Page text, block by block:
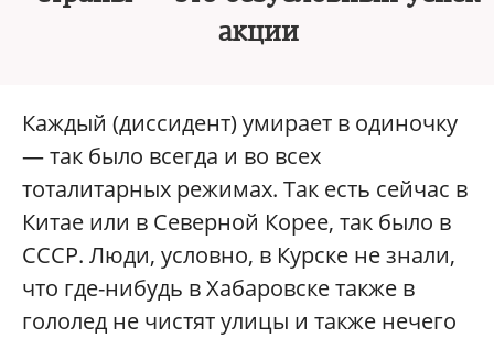
акции
Каждый (диссидент) умирает в одиночку
— так было всегда и во всех
тоталитарных режимах. Так есть сейчас в
Китае или в Северной Корее, так было в
СССР. Люди, условно, в Курске не знали,
что где-нибудь в Хабаровске также в
гололед не чистят улицы и также нечего